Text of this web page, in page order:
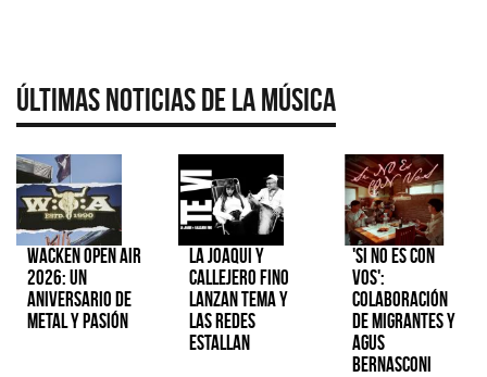
Últimas Noticias de la Música
Wacken Open Air
2026: Un
aniversario de
metal y pasión
La Joaqui y
Callejero Fino
lanzan tema y
las redes
estallan
'Si No Es Con
Vos':
colaboración
de Migrantes y
Agus
Bernasconi